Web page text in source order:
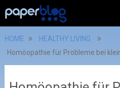
HOME
HEALTHY LIVING
Homöopathie für Probleme bei